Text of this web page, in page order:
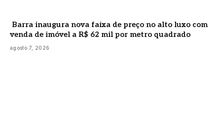
Barra inaugura nova faixa de preço no alto luxo com
venda de imóvel a R$ 62 mil por metro quadrado
agosto 7, 2026